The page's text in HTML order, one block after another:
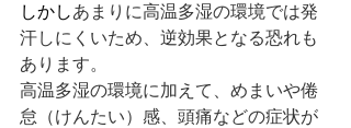
しかしあまりに高温多湿の環境では発
汗しにくいため、逆効果となる恐れも
あります。
高温多湿の環境に加えて、めまいや倦
怠（けんたい）感、頭痛などの症状が